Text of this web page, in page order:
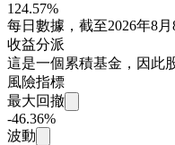
124.57%
每日數據，截至2026年8月
收益分派
這是一個累積基金，因此
風險指標
最大回撤
-46.36%
波動